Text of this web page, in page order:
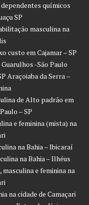
químicos
SP
masculina na
custo em Cajamar – SP
-São Paulo
Araçoiaba da Serra –
de Alto padrão em
– SP
e feminina (mista) na
na Bahia – Ibicaraí
na Bahia – Ilhéus
e feminina na
na cidade de Camaçari